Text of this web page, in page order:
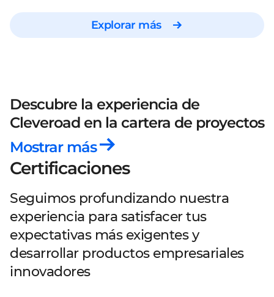
Explorar más
Descubre la experiencia de
Cleveroad en la cartera de proyectos
Mostrar más
Certificaciones
Seguimos profundizando nuestra
experiencia para satisfacer tus
expectativas más exigentes y
desarrollar productos empresariales
innovadores